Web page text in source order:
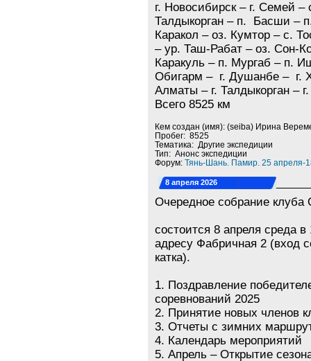
г. Новосибирск – г. Семей –
Талдыкорган – п. Басши –
Каракол – оз. Кумтор – с.
– ур. Таш-Рабат – оз. Сон-
Каракуль – п. Мургаб – п.
Обигарм – г. Душанбе – г.
Алматы – г. Талдыкорган –
Всего 8525 км
Кем создан (имя): (seiba) Ирина
Пробег: 8525
Тематика: Другие экспедиции
Тип: Анонс экспедиции
Форум:Тянь-Шань. Памир. 25 апреля-
8 апреля 2026
Очередное собрание
состоится 8 апреля среда в
адресу Фабричная 2 (вход
катка).
1. Поздравление
соревнований 2025
2. Принятие новых членов
3. Отчеты с зимних
4. Календарь мероприятий
5. Апрель – Открытие